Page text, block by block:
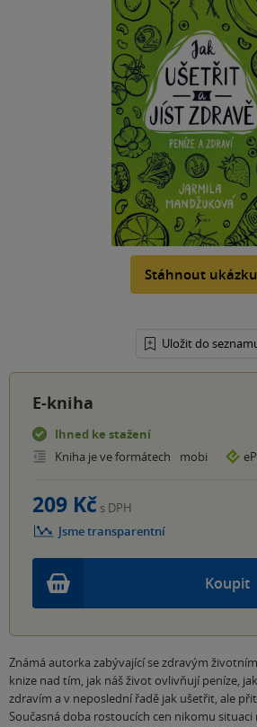
Stáhnout ukázku
Uložit do
E-kniha
Ihned ke stažení
Kniha je ve formátech
mobi
Koupit
209 Kč s DPH
Jsme transparentní
Známá autorka zabývající se zdravým
knize nad tím, jak náš život ovlivňují peníze,
zdravím a v neposlední řadě jak ušetřit, ale
Současná doba rostoucích cen nikomu situaci